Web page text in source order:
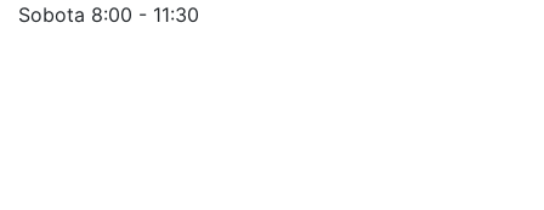
Sobota 8:00 - 11:30